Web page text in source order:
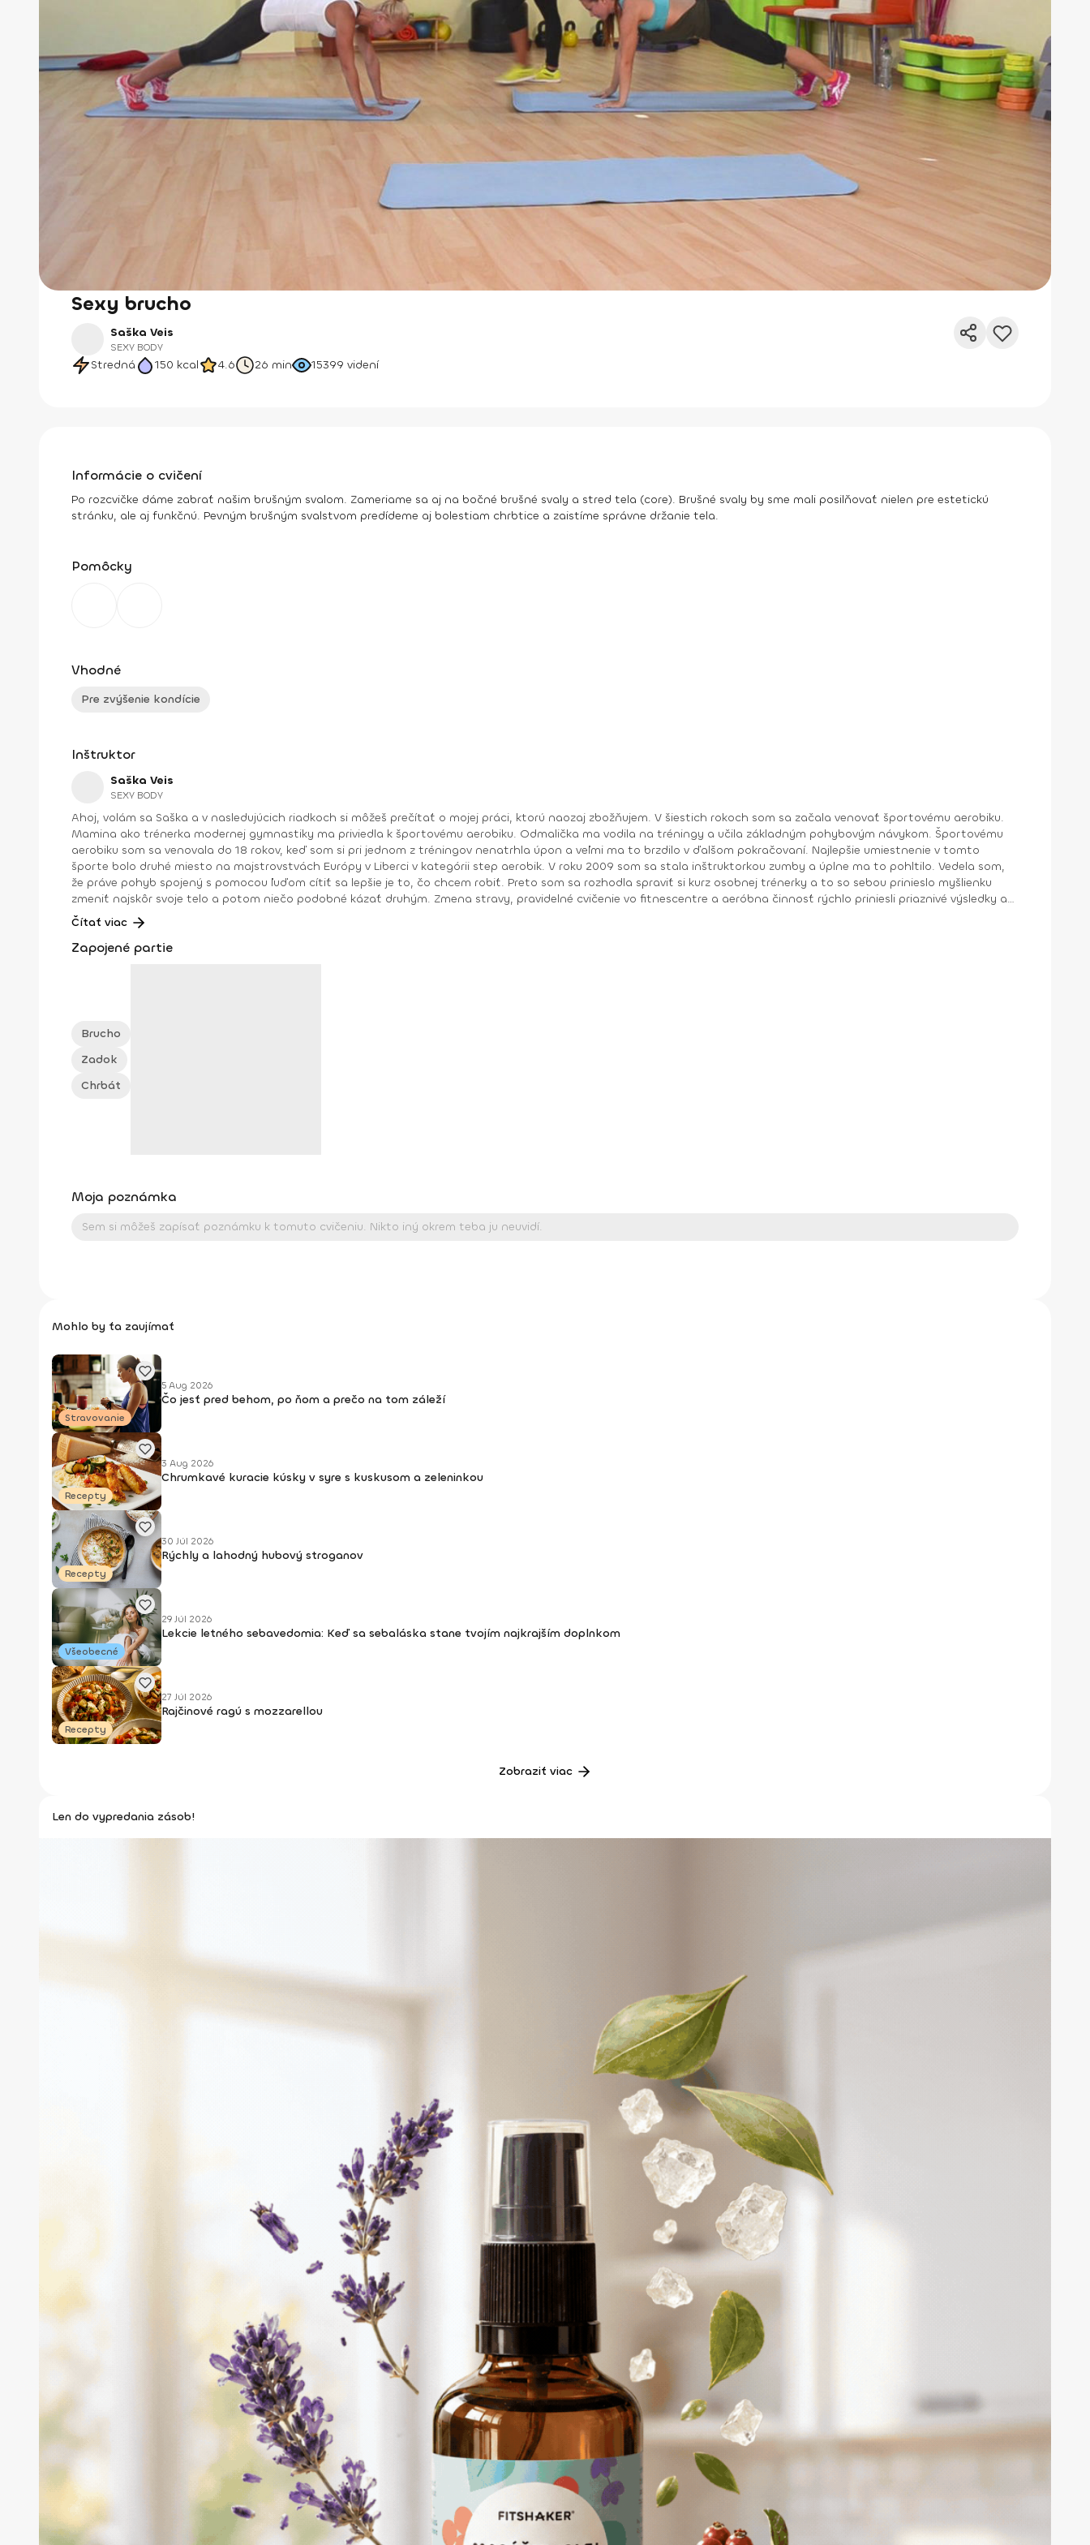
Sexy brucho
Saška Veis
SEXY BODY
Stredná 150 kcal 4.6 26 min 15399 videní
Informácie o cvičení
Po rozcvičke dáme zabrať našim brušným svalom. Zameriame sa aj na bočné brušné svaly a stred tela (core). Brušné svaly by sme mali posilňovať nielen pre estetickú
stránku, ale aj funkčnú. Pevným brušným svalstvom predídeme aj bolestiam chrbtice a zaistíme správne držanie tela.
Pomôcky
Vhodné
Pre zvýšenie kondície
Inštruktor
Saška Veis
SEXY BODY
Ahoj, volám sa Saška a v nasledujúcich riadkoch si môžeš prečítať o mojej práci, ktorú naozaj zbožňujem. V šiestich rokoch som sa začala venovať športovému aerobiku.
Mamina ako trénerka modernej gymnastiky ma priviedla k športovému aerobiku. Odmalička ma vodila na tréningy a učila základným pohybovým návykom. Športovému
aerobiku som sa venovala do 18 rokov, keď som si pri jednom z tréningov nenatrhla úpon a veľmi ma to brzdilo v ďalšom pokračovaní. Najlepšie umiestnenie v tomto
športe bolo druhé miesto na majstrovstvách Európy v Liberci v kategórii step aerobik. V roku 2009 som sa stala inštruktorkou zumby a úplne ma to pohltilo. Vedela som,
že práve pohyb spojený s pomocou ľuďom cítiť sa lepšie je to, čo chcem robiť. Preto som sa rozhodla spraviť si kurz osobnej trénerky a to so sebou prinieslo myšlienku
zmeniť najskôr svoje telo a potom niečo podobné kázať druhým. Zmena stravy, pravidelné cvičenie vo fitnescentre a aeróbna činnosť rýchlo priniesli priaznivé výsledky a
ja som sa dostala až na súťažné pódiá. Pevne verím, že práve pomocou mojich hodín na Fitshakeri sa ti podarí zhodiť nielen prebytočné kilá, ale vyformuješ si aj postavu,
po ktorej túžiš. Pamätaj: „Fitnes nie je chvíľkový stav dodržiavania zdravej životosprávy a diét, fitnes je životný štýl!" Dosiahnuté vzdelanie: Miss aerobik junior Slovenskej
republiky 2008 Oficiálny inštruktor Zumba basic, Zumba basic 2, Zumbatomic Osobná trénerka vo fitnescentre (SAKST) Poradca športovej výživy Inštruktor TRX Súťažiaca
Čítať viac
Zapojené partie
Brucho
Zadok
Chrbát
Moja poznámka
Mohlo by ťa zaujímať
Stravovanie
5 Aug 2026
Čo jesť pred behom, po ňom a prečo na tom záleží
Recepty
3 Aug 2026
Chrumkavé kuracie kúsky v syre s kuskusom a zeleninkou
Recepty
30 Júl 2026
Rýchly a lahodný hubový stroganov
Všeobecné
29 Júl 2026
Lekcie letného sebavedomia: Keď sa sebaláska stane tvojím najkrajším doplnkom
Recepty
27 Júl 2026
Rajčinové ragú s mozzarellou
Zobraziť viac
Len do vypredania zásob!